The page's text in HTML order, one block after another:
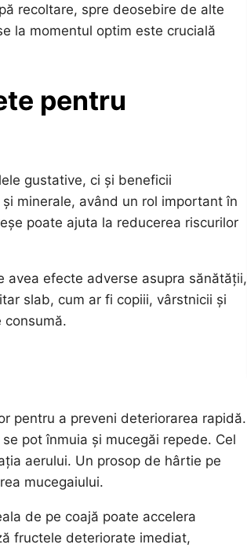
recoltare, spre deosebire de alte
la momentul optim este crucială
pentru
gustative, ci și beneficii
minerale, având un rol important în
poate ajuta la reducerea riscurilor
efecte adverse asupra sănătății,
slab, cum ar fi copiii, vârstnicii și
pentru a preveni deteriorarea rapidă.
pot înmuia și mucegăi repede. Cel
aerului. Un prosop de hârtie pe
mucegaiului.
de pe coajă poate accelera
fructele deteriorate imediat,